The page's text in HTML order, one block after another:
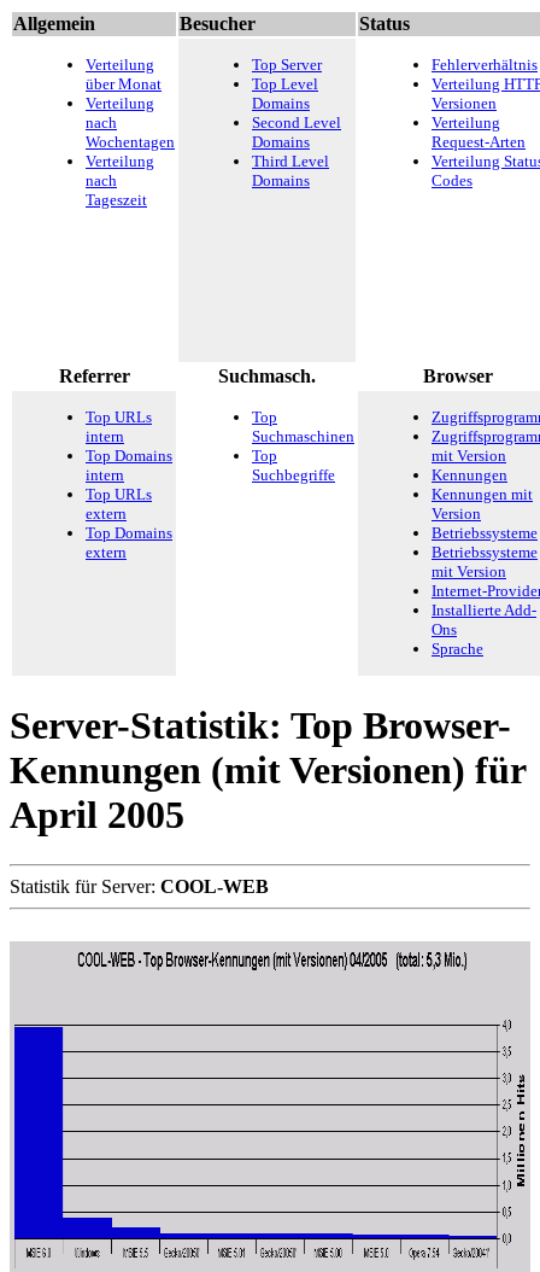
Allgemein Besucher Status
Verteilung
über Monat
Verteilung
nach
Wochentagen
Verteilung
nach
Tageszeit
Top Server
Top Level
Domains
Second Level
Domains
Third Level
Domains
Fehlerverhältnis
Verteilung
Versionen
Verteilung
Request-Arten
Verteilung
Codes
Referrer Suchmasch. Browser
Top URLs
intern
Top Domains
intern
Top URLs
extern
Top Domains
extern
Top
Suchmaschinen
Top
Suchbegriffe
mit Version
Kennungen
Kennungen mit
Version
Betriebssysteme
Betriebssysteme
mit Version
Internet-
Installierte Add-
Ons
Sprache
Server-Statistik: Top Browser-
Kennungen (mit Versionen) für
April 2005
Statistik für Server: COOL-WEB